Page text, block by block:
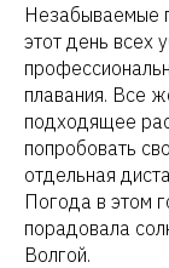
Незабываемые
этот день всех
плавания. Все
подходящее
попробовать
отдельная
Погода в этом
порадовала
Волгой.